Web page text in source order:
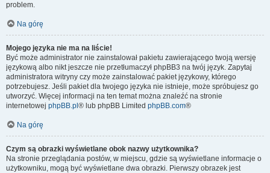
problem.
Na górę
Mojego języka nie ma na liście!
Być może administrator nie zainstalował pakietu zawierającego twoją wersję
językową albo nikt jeszcze nie przetłumaczył phpBB3 na twój język. Zapytaj
administratora witryny czy może zainstalować pakiet językowy, którego
potrzebujesz. Jeśli pakiet dla twojego języka nie istnieje, może spróbujesz go
utworzyć. Więcej informacji na ten temat można znaleźć na stronie
internetowej phpBB.pl ® lub phpBB Limited phpBB.com®
Na górę
Czym są obrazki wyświetlane obok nazwy użytkownika?
Na stronie przeglądania postów, w miejscu, gdzie są wyświetlane informacje o
użytkowniku, mogą być wyświetlane dwa obrazki. Pierwszy obrazek jest